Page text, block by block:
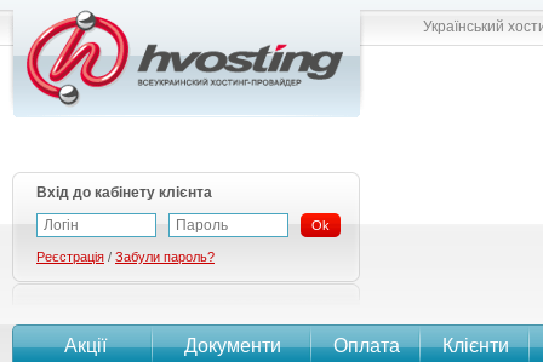
Акції Документи Оплата Клієнти
Український
Вхід до кабінету клієнта
Ok
Реєстрація / Забули пароль?